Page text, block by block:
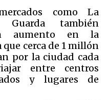
como La
también
aumento en la
que cerca de 1 millón
por la ciudad cada
entre centros
y lugares de